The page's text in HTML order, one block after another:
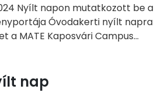
Nyílt napon mutatkozott be a
Óvodakerti nyílt napra
a MATE Kaposvári Campus...
nap